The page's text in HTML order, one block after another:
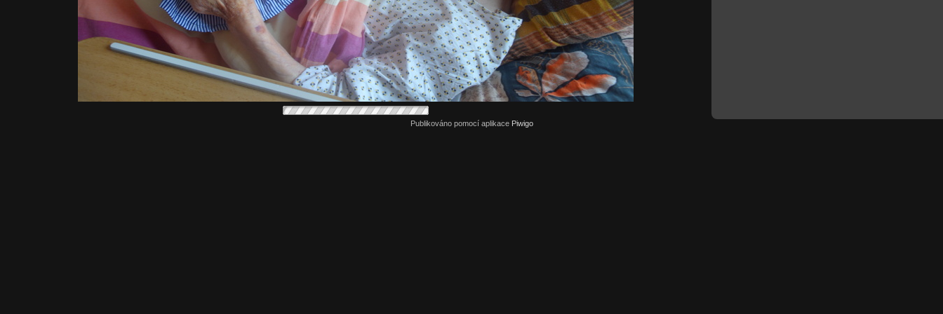
Publikováno pomocí aplikace Piwigo